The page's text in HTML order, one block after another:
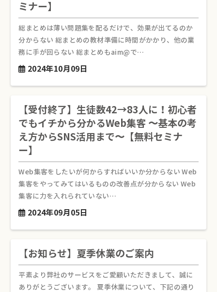
ミナー】
総まとめは薄い問題集を配るだけで、効果が出てるのか
分からない 総まとめの教材準備に時間がかかり、他の業
務に手が回らない 総まとめもaim@で…
2024年10月09日
【受付終了】生徒数42→83人に！初心者
でもイチから分かるWeb集客 〜基本の考
え方からSNS活用まで〜【無料セミナ
ー】
Web集客をしたいが何からすればいいか分からない Web
集客をやってみてはいるものの改善点が分からない Web
集客に力を入れられていない…
2024年09月05日
【お知らせ】夏季休業のご案内
平素より弊社のサービスをご愛顧いただきまして、誠に
ありがとうございます。 夏季休業について、下記の通り